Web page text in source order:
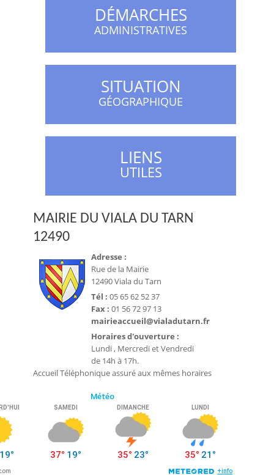
DÉMARCHES
ADMINISTRATIVES
SITUATION
GÉOGRAPHIQUE
LIENS
UTILES
MAIRIE DU VIALA DU TARN
12490
Adresse :
Rue de la Mairie
12490 Viala du Tarn
Tél : 05 65 62 52 37
Fax : 01 56 72 97 13
mairieaccueil@vialadutarn.fr
Horaires d'ouverture :
Lundi , Mercredi et Vendredi
de 14h à 17h.
Accueil Téléphonique assuré aux mêmes horaires